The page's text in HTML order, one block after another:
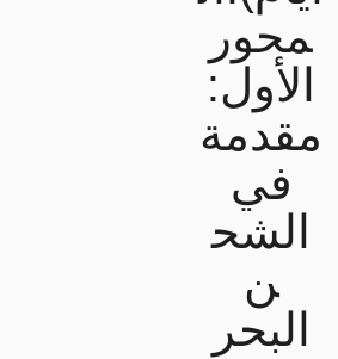
محور
الأول:
مقدمة
في
الشح
ن
البحر